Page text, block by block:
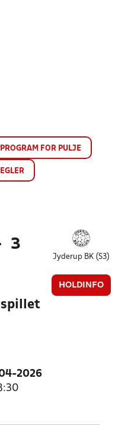
FOR PULJE
3
Jyderup BK (S3)
HOLDINFO
2026